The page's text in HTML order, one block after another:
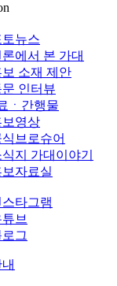
토뉴스
론에서 본 가대
보 소재 제안
문 인터뷰
ㆍ간행물
보영상
식브로슈어
식지 가대이야기
보자료실
스타그램
브
로그